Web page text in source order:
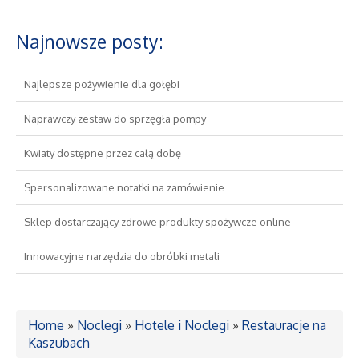
Materiały Budowlane
Nieruchomości
Drzwi i Okna
Nieruchomości, Działki
Domy, Mieszkania
Wykształcenie
Placówki Edukacyjne
Najnowsze posty:
Najlepsze pożywienie dla gołębi
Naprawczy zestaw do sprzęgła pompy
Kwiaty dostępne przez całą dobę
Spersonalizowane notatki na zamówienie
Sklep dostarczający zdrowe produkty spożywcze online
Innowacyjne narzędzia do obróbki metali
Home » Noclegi » Hotele i Noclegi » Restauracje na
Kaszubach